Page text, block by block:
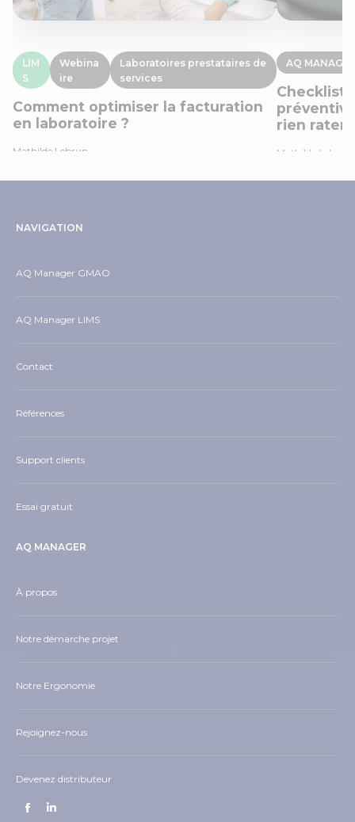
LIM
S
Webina
ire
Laboratoires prestataires de
services
Comment optimiser la facturation
en laboratoire ?
Mathilde Lebrun
AQ
Checklist
rien rater
Mathilde Lebrun
NAVIGATION
AQ Manager GMAO
AQ Manager LIMS
Contact
Références
Support clients
Essai gratuit
AQ MANAGER
À propos
Notre démarche projet
Notre Ergonomie
Rejoignez-nous
Devenez distributeur